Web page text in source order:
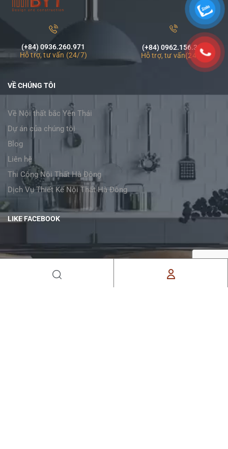
(+84) 0936.260.971
Hỗ trợ, tư vấn (24/7)
(+84) 0962.156.320
Hỗ trợ, tư vấn(24/7)
VỀ CHÚNG TÔI
Về Nội thất bắc Yên Thái
Dự án của chúng tôi
Blog
Liên hệ
Thi Công Nội Thất Hà Đông
Dịch Vụ Thiết Kế Nội Thất Hà Đông
LIKE FACEBOOK
ĐĂNG KÝ NHẬN BẢN TIN CỦA CHÚNG TÔI
Đăng ký để nhận cảm hứng, ý tưởng và tin tức